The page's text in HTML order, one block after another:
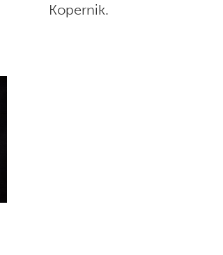
Kopernik.